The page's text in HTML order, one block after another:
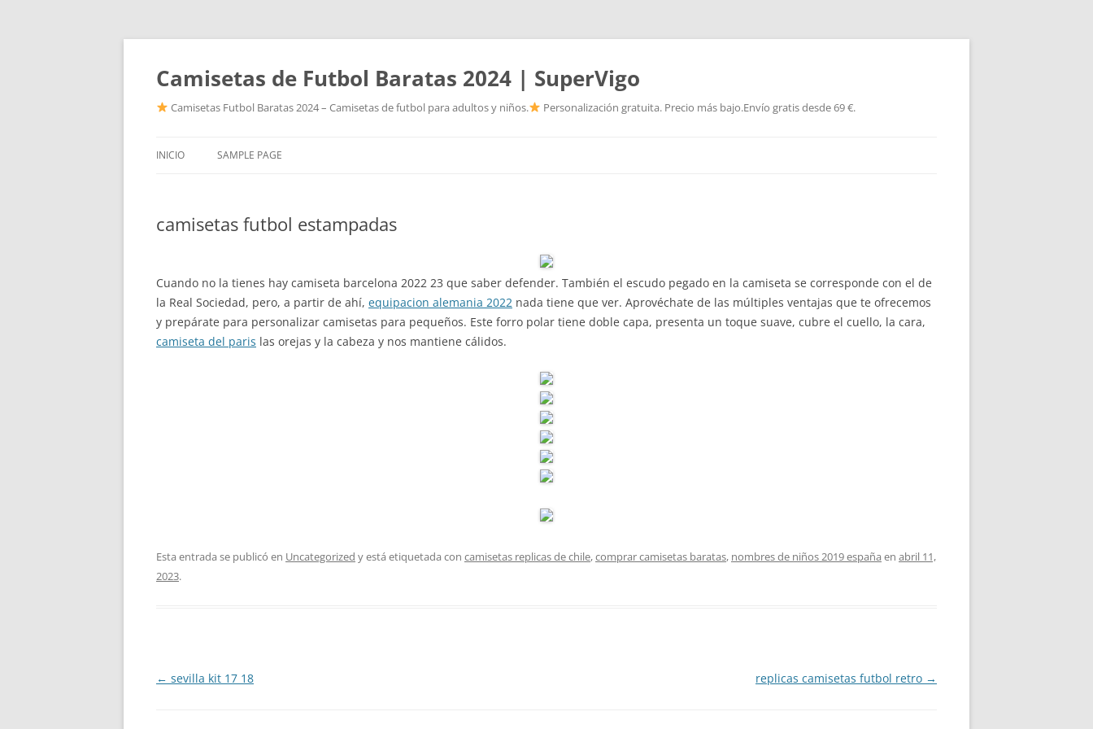
Camisetas de Futbol Baratas 2024 | SuperVigo
Camisetas Futbol Baratas 2024 – Camisetas de futbol para adultos y niños. Personalización gratuita. Precio más bajo.Envío gratis desde 69 €.
INICIO SAMPLE PAGE
camisetas futbol estampadas
Cuando no la tienes hay camiseta barcelona 2022 23 que saber defender. También el escudo pegado en la camiseta se corresponde con el de
la Real Sociedad, pero, a partir de ahí, equipacion alemania 2022 nada tiene que ver. Aprovéchate de las múltiples ventajas que te ofrecemos
y prepárate para personalizar camisetas para pequeños. Este forro polar tiene doble capa, presenta un toque suave, cubre el cuello, la cara,
camiseta del paris las orejas y la cabeza y nos mantiene cálidos.
Esta entrada se publicó en Uncategorized y está etiquetada con camisetas replicas de chile,comprar camisetas baratas, nombres de niños 2019 españa en abril 11,
2023.
Navegación
← sevilla kit 17 18 replicas camisetas futbol retro →